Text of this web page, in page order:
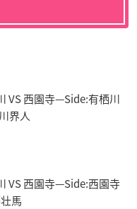
VS 西園寺—Side:有栖川
界人
VS 西園寺—Side:西園寺
馬